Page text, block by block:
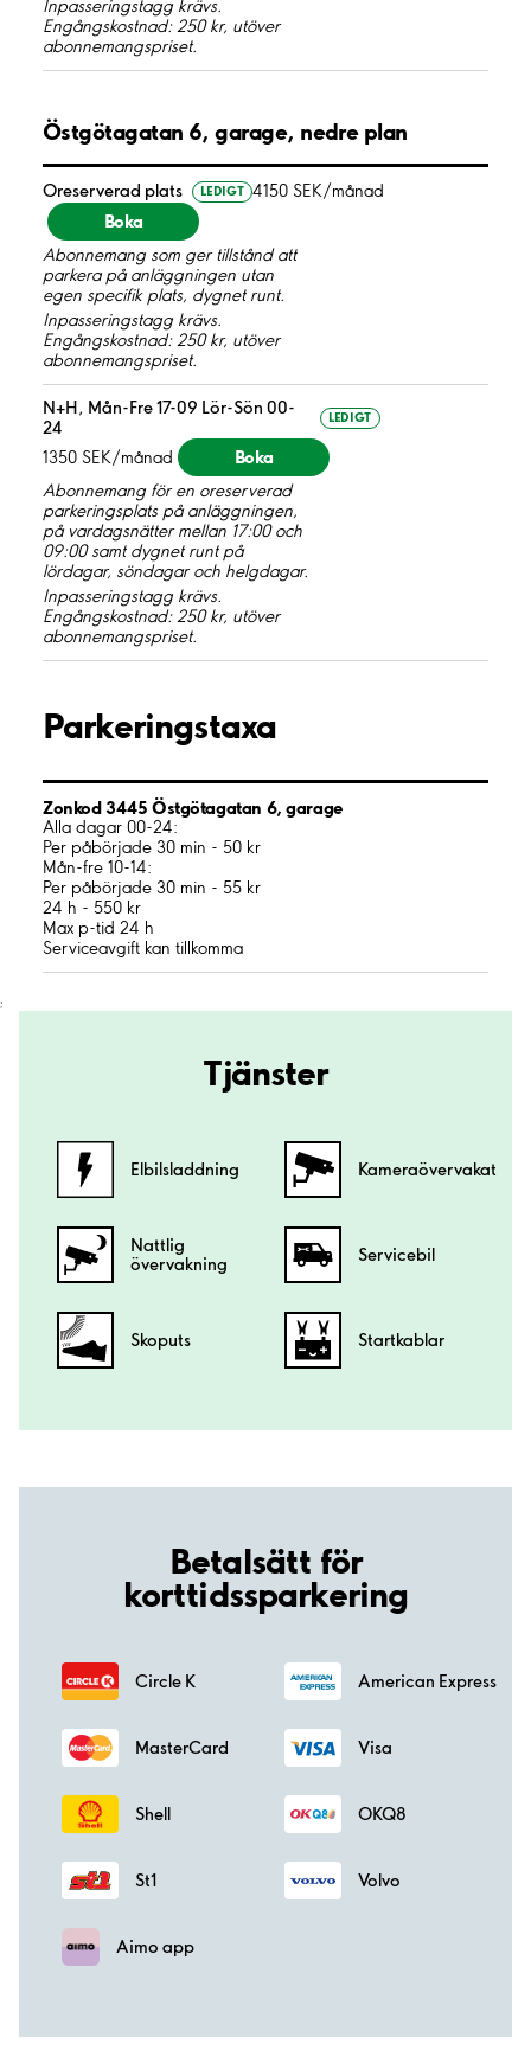
Inpasseringstagg krävs.
Engångskostnad: 250 kr, utöver
abonnemangspriset.
Östgötagatan 6, garage, nedre plan
Oreserverad plats LEDIGT 4150 SEK/månad
Boka
Abonnemang som ger tillstånd att
parkera på anläggningen utan
egen specifik plats, dygnet runt.
Inpasseringstagg krävs.
Engångskostnad: 250 kr, utöver
abonnemangspriset.
N+H, Mån-Fre 17-09 Lör-Sön 00-
24
LEDIGT
1350 SEK/månad Boka
Abonnemang för en oreserverad
parkeringsplats på anläggningen,
på vardagsnätter mellan 17:00 och
09:00 samt dygnet runt på
lördagar, söndagar och helgdagar.
Inpasseringstagg krävs.
Engångskostnad: 250 kr, utöver
abonnemangspriset.
Parkeringstaxa
Zonkod 3445 Östgötagatan 6, garage
Alla dagar 00-24:
Per påbörjade 30 min - 50 kr
Mån-fre 10-14:
Per påbörjade 30 min - 55 kr
24 h - 550 kr
Max p-tid 24 h
Serviceavgift kan tillkomma
;
Tjänster
Elbilsladdning Kamera­övervakat
Nattlig
övervakning
Servicebil
Skoputs Startkablar
Betalsätt för
korttidssparkering
Circle K American Express
MasterCard Visa
Shell OKQ8
St1 Volvo
Aimo app